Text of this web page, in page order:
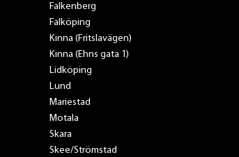
Falkenberg
Falköping
Kinna (Fritslavägen)
Kinna (Ehns gata 1)
Lidköping
Lund
Mariestad
Motala
Skara
Skee/Strömstad